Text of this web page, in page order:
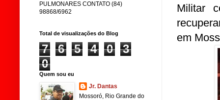
Militar
em
PULMONARES CONTATO (84)
98868/6962
Total de visualizações do Blog
7 6 5 4 0
3
0
Quem sou eu
Jr. Dantas
Mossoró, Rio Grande do